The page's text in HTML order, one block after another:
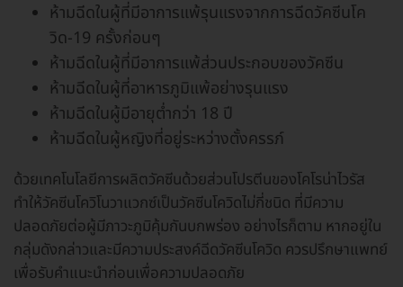
ห้ามฉีดในผู้ที่มีอาการแพ้รุนแรงจากการฉีดวัคซีนโค
วิด-19 ครั้งก่อนๆ
ห้ามฉีดในผู้ที่มีอาการแพ้ส่วนประกอบของวัคซีน
ห้ามฉีดในผู้ที่อาหารภูมิแพ้อย่างรุนแรง
ห้ามฉีดในผู้มีอายุต่ำกว่า 18 ปี
ห้ามฉีดในผู้หญิงที่อยู่ระหว่างตั้งครรภ์
ด้วยเทคโนโลยีการผลิตวัคซีนด้วยส่วนโปรตีนของโคโรน่าไวรัส
ทำให้วัคซีนโควิโนวาแวกซ์เป็นวัคซีนโควิดไม่กี่ชนิด ที่มีความ
ปลอดภัยต่อผู้มีภาวะภูมิคุ้มกันบกพร่อง อย่างไรก็ตาม หากอยู่ใน
กลุ่มดังกล่าวและมีความประสงค์ฉีดวัคซีนโควิด ควรปรึกษาแพทย์
เพื่อรับคำแนะนำก่อนเพื่อความปลอดภัย